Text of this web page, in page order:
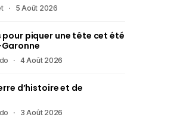
5 Août 2026
pour piquer une tête cet été
4 Août 2026
d’histoire et de
3 Août 2026